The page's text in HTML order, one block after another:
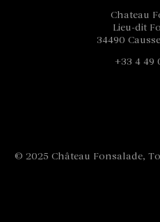
Chateau
Lieu-dit
34490
+33 4 49
© 2025 Château Fonsalade,